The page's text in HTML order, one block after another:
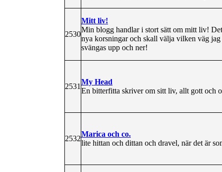
2530
Mitt liv!
Min blogg handlar i stort sätt om mitt liv!
nya korsningar och skall välja vilken väg
svängas upp och ner!
2531
My Head
En bitterfitta skriver om sitt liv, allt gott och
2532
Marica och co.
lite hittan och dittan och dravel, när det är